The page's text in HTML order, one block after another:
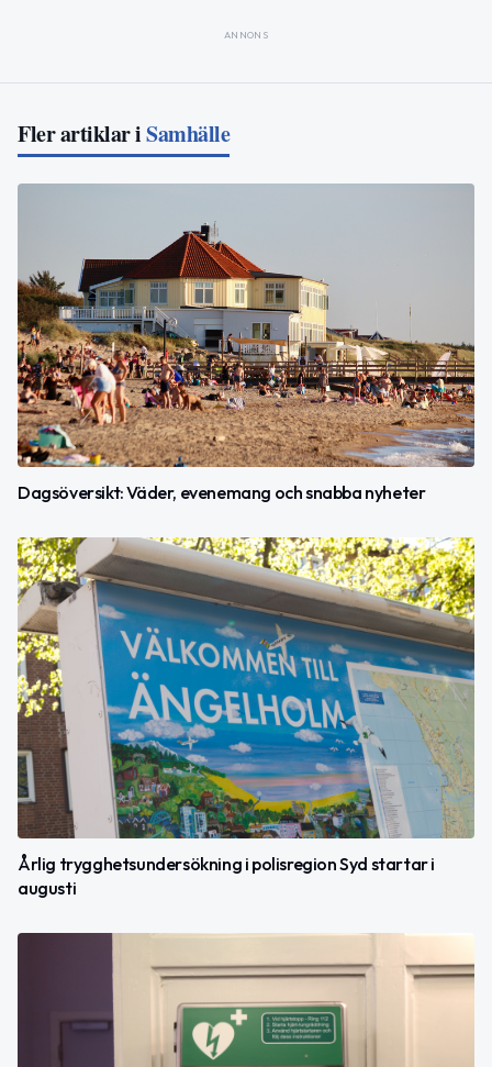
ANNONS
Fler artiklar iSamhälle
Dagsöversikt: Väder, evenemang och snabba nyheter
Årlig trygghetsundersökning i polisregion Syd startar i
augusti